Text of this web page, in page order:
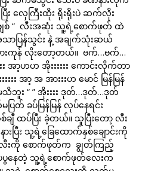
လှေကြီးထိုး ရိုးရိုးပဲ ဆက်လိုး
ျစ် “ လီးအဆုံး သူ့ရဲ့စောက်ဖုတ် ထဲ
ာပြန်သွင်း နဲ့ အချက်သုံးဆယ်
ကုန် လိုးတော့တယ်။ ဗက်…ဗက်…
း အာ့ဟဟ အိုးးးးးး ကောင်းလိုက်တာ
းးးးး အာ့ အ အားးးဟ မောင် မြန်မြန်
မသိဘူး “ ” အိုးးးး ဒုတ်…ဒုတ်…ဒုတ်
တ် ခပ်မြန်မြန် လုပ်နေရင်း
ထပ်ပြီး ခဲ့တယ်။ သူပြီးတော့ လီး
ြီး သူ့ရဲ့ခြေထောက်နှစ်ချောင်းကို
လီးကို စောက်ဖုတ်က ချွတ်ကြည့်
ပွနေတဲ့ သူ့ရဲ့စောက်ဖုတ်လေးက